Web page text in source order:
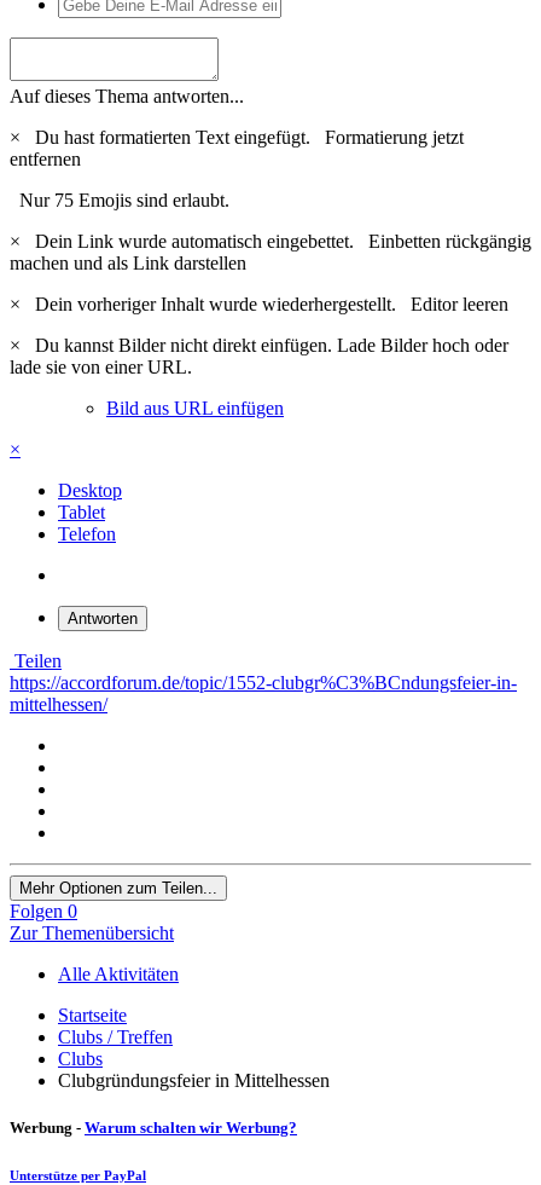
Auf dieses Thema antworten...
×
Du hast formatierten Text eingefügt. Formatierung jetzt
entfernen
Nur 75 Emojis sind erlaubt.
×
Dein Link wurde automatisch eingebettet. Einbetten rückgängig
machen und als Link darstellen
×
Dein vorheriger Inhalt wurde wiederhergestellt. Editor leeren
×
Du kannst Bilder nicht direkt einfügen. Lade Bilder hoch oder
lade sie von einer URL.
Bild aus URL einfügen
×
Desktop
Tablet
Telefon
Antworten
Teilen
https://accordforum.de/topic/1552-clubgr%C3%BCndungsfeier-in-
mittelhessen/
Mehr Optionen zum Teilen...
Folgen 0
Zur Themenübersicht
Alle Aktivitäten
Startseite
Clubs / Treffen
Clubs
Clubgründungsfeier in Mittelhessen
Werbung - Warum schalten wir Werbung?
Unterstütze per PayPal